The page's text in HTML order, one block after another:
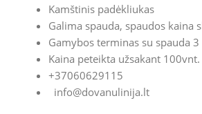
Kamštinis padėkliukas
Galima spauda, spaudos kaina
Gamybos terminas su spauda 3
Kaina peteikta užsakant 100vnt.
+37060629115
info@dovanulinija.lt